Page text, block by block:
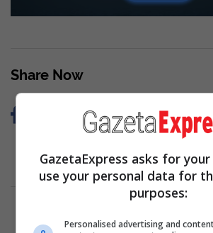
Share Now
GazetaExpress asks for
use your personal data for
purposes:
Personalised advertising and